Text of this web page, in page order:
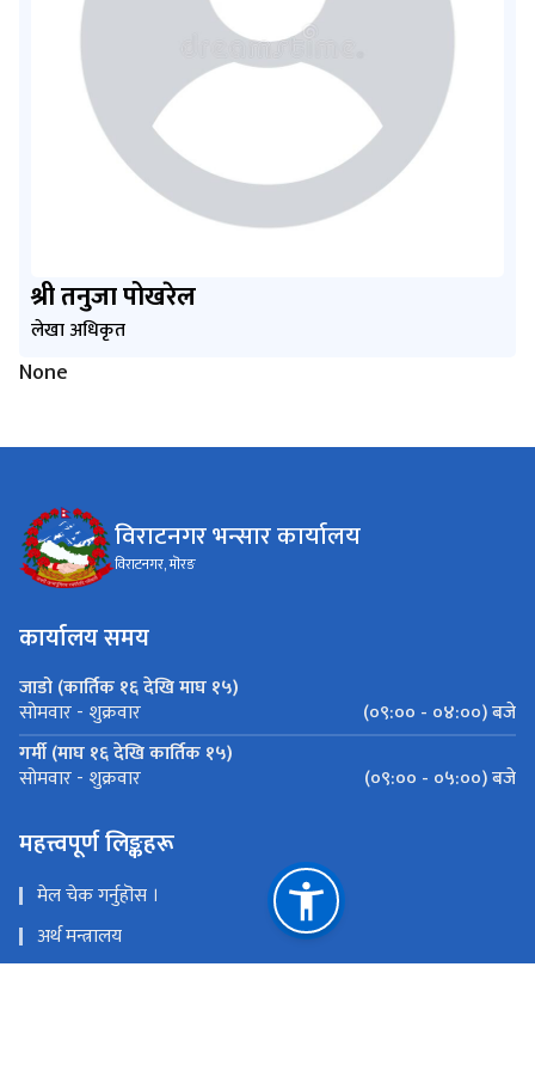
श्री तनुजा पोखरेल
लेखा अधिकृत
None
विराटनगर भन्सार कार्यालय
विराटनगर, मॊरङ
कार्यालय समय
जाडो (कार्तिक १६ देखि माघ १५)
सोमवार - शुक्रवार
(०९:०० - ०४:००) बजे
गर्मी (माघ १६ देखि कार्तिक १५)
सोमवार - शुक्रवार (०९:०० - ०५:००) बजे
महत्त्वपूर्ण लिङ्कहरू
मेल चेक गर्नुहॊस ।
अर्थ मन्त्रालय